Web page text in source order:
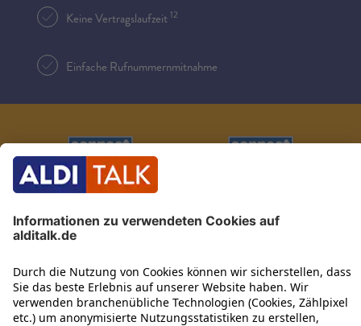
Keine Vertragslaufzeit 12
Einfache Rufnummernmitnahme